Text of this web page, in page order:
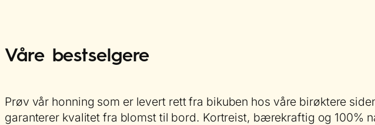
Våre bestselgere
Prøv vår honning som er levert rett fra bikuben hos våre birøktere
garanterer kvalitet fra blomst til bord. Kortreist, bærekraftig og 100%